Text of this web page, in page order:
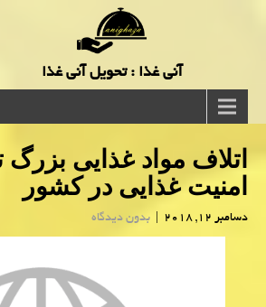
آنی غذا : تحویل آنی غذا
اتلاف مواد غذایی بزرگ
امنیت غذایی در كشور
دسامبر 12, 2018 | بدون دیدگاه